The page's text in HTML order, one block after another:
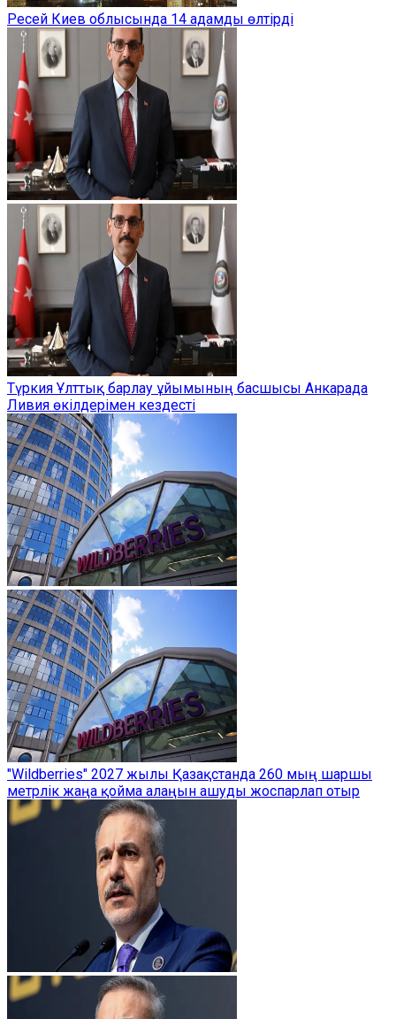
Ресей Киев облысында 14 адамды өлтірді
Түркия Ұлттық барлау ұйымының басшысы Анкарада
Ливия өкілдерімен кездесті
"Wildberries" 2027 жылы Қазақстанда 260 мың шаршы
метрлік жаңа қойма алаңын ашуды жоспарлап отыр